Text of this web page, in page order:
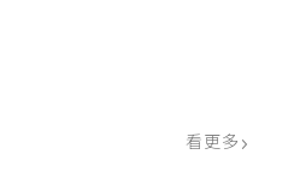
看更多